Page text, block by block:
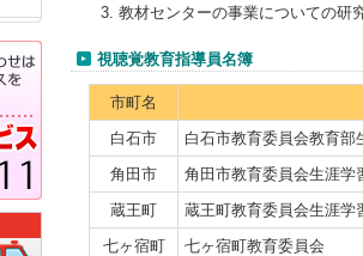
教材センターの事業についての研
視聴覚教育指導員名簿
市町名
白石市
白石市教育委員会教育部
角田市
角田市教育委員会生涯学
蔵王町
蔵王町教育委員会生涯学
七ヶ宿町
七ヶ宿町教育委員会